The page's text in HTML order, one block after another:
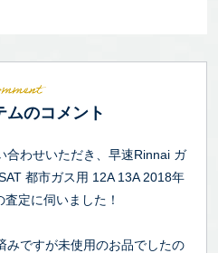
ムのコメント
合わせいただき、早速Rinnai ガ
都市ガス用 12A 13A 2018年
定に伺いました！
みですが未使用のお品でしたの